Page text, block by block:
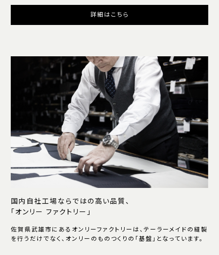
詳細はこちら
国内自社工場ならではの高い品質、
「オンリー ファクトリー」
佐賀県武雄市にあるオンリーファクトリーは、テーラーメイドの縫製
を行うだけでなく、オンリーのものつくりの「基盤」となっています。